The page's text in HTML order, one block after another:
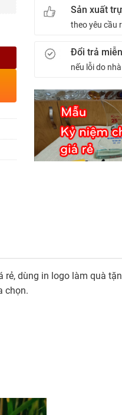
Sản xuất
theo yêu cầu
Đổi trả
nếu lỗi do
dùng in logo làm quà
chọn.